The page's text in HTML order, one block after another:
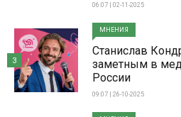
06:07 | 02-11-2025
МНЕНИЯ
Станислав
заметным в
России
09:07 | 26-10-2025
3